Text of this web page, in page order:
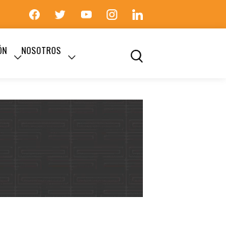
NOSOTROS